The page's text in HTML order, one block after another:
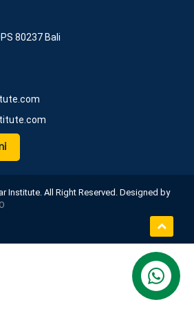
80237 Bali
Institute. All Right Reserved. Designed by